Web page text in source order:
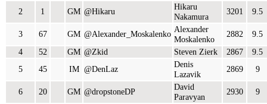
2 1 GM @Hikaru
Hikaru
Nakamura
3201 9.5
3 67 GM @Alexander_Moskalenko Alexander
Moskalenko
2882
9.5
4
52 GM @Zkid Steven Zierk 2867
9.5
5
45 IM @DenLaz
Denis
Lazavik
2869 9
6 20 GM @dropstoneDP
David
Paravyan
2930 9